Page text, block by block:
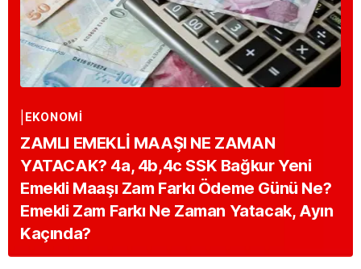
EKONOMİ
ZAMLI EMEKLİ MAAŞI NE ZAMAN
YATACAK? 4a, 4b,4c SSK Bağkur Yeni
Emekli Maaşı Zam Farkı Ödeme Günü Ne?
Emekli Zam Farkı Ne Zaman Yatacak, Ayın
Kaçında?